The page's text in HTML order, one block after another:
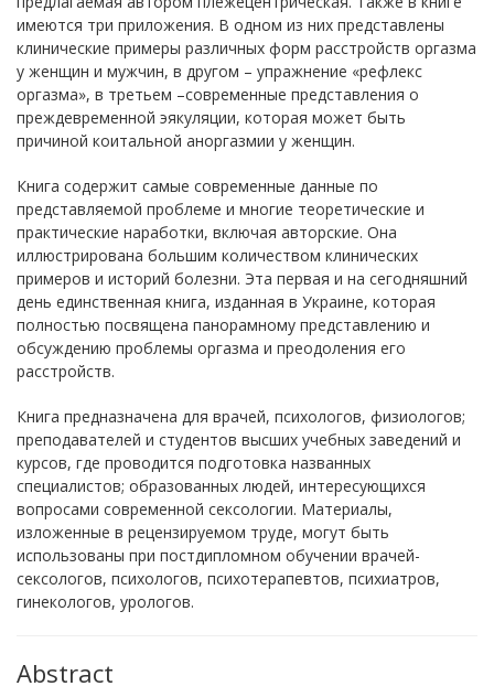
имеются три приложения. В одном из них представлены
клинические примеры различных форм расстройств оргазма
у женщин и мужчин, в другом – упражнение «рефлекс
оргазма», в третьем –современные представления о
преждевременной эякуляции, которая может быть
причиной коитальной аноргазмии у женщин.
Книга содержит самые современные данные по
представляемой проблеме и многие теоретические и
практические наработки, включая авторские. Она
иллюстрирована большим количеством клинических
примеров и историй болезни. Эта первая и на сегодняшний
день единственная книга, изданная в Украине, которая
полностью посвящена панорамному представлению и
обсуждению проблемы оргазма и преодоления его
расстройств.
Книга предназначена для врачей, психологов, физиологов;
преподавателей и студентов высших учебных заведений и
курсов, где проводится подготовка названных
специалистов; образованных людей, интересующихся
вопросами современной сексологии. Материалы,
изложенные в рецензируемом труде, могут быть
использованы при постдипломном обучении врачей-
сексологов, психологов, психотерапевтов, психиатров,
гинекологов, урологов.
Abstract